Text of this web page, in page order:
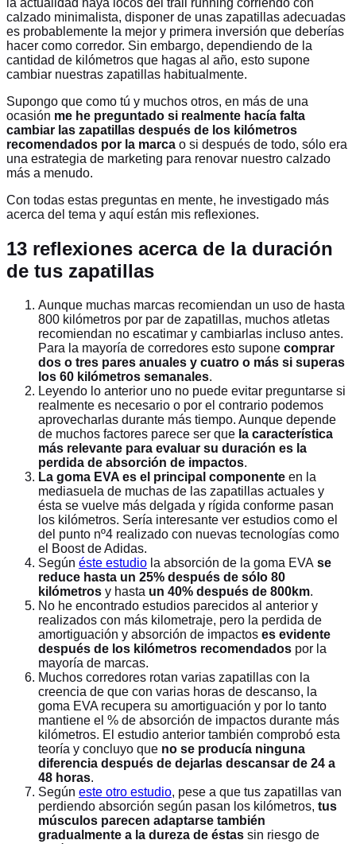
calzado minimalista, disponer de unas zapatillas adecuadas
es probablemente la mejor y primera inversión que deberías
hacer como corredor. Sin embargo, dependiendo de la
cantidad de kilómetros que hagas al año, esto supone
cambiar nuestras zapatillas habitualmente.
Supongo que como tú y muchos otros, en más de una
ocasión me he preguntado si realmente hacía falta
cambiar las zapatillas después de los kilómetros
recomendados por la marca o si después de todo, sólo era
una estrategia de marketing para renovar nuestro calzado
más a menudo.
Con todas estas preguntas en mente, he investigado más
acerca del tema y aquí están mis reflexiones.
13 reflexiones acerca de la duración
de tus zapatillas
Aunque muchas marcas recomiendan un uso de hasta
800 kilómetros por par de zapatillas, muchos atletas
recomiendan no escatimar y cambiarlas incluso antes.
Para la mayoría de corredores esto supone comprar
dos o tres pares anuales y cuatro o más si superas
los 60 kilómetros semanales.
Leyendo lo anterior uno no puede evitar preguntarse si
realmente es necesario o por el contrario podemos
aprovecharlas durante más tiempo. Aunque depende
de muchos factores parece ser que la característica
más relevante para evaluar su duración es la
perdida de absorción de impactos.
La goma EVA es el principal componente en la
mediasuela de muchas de las zapatillas actuales y
ésta se vuelve más delgada y rígida conforme pasan
los kilómetros. Sería interesante ver estudios como el
del punto nº4 realizado con nuevas tecnologías como
el Boost de Adidas.
Según éste estudio la absorción de la goma EVA se
reduce hasta un 25% después de sólo 80
kilómetros y hasta un 40% después de 800km.
No he encontrado estudios parecidos al anterior y
realizados con más kilometraje, pero la perdida de
amortiguación y absorción de impactos es evidente
después de los kilómetros recomendados por la
mayoría de marcas.
Muchos corredores rotan varias zapatillas con la
creencia de que con varias horas de descanso, la
goma EVA recupera su amortiguación y por lo tanto
mantiene el % de absorción de impactos durante más
kilómetros. El estudio anterior también comprobó esta
teoría y concluyo que no se producía ninguna
diferencia después de dejarlas descansar de 24 a
48 horas.
Según este otro estudio, pese a que tus zapatillas van
perdiendo absorción según pasan los kilómetros, tus
músculos parecen adaptarse también
gradualmente a la dureza de éstas sin riesgo de